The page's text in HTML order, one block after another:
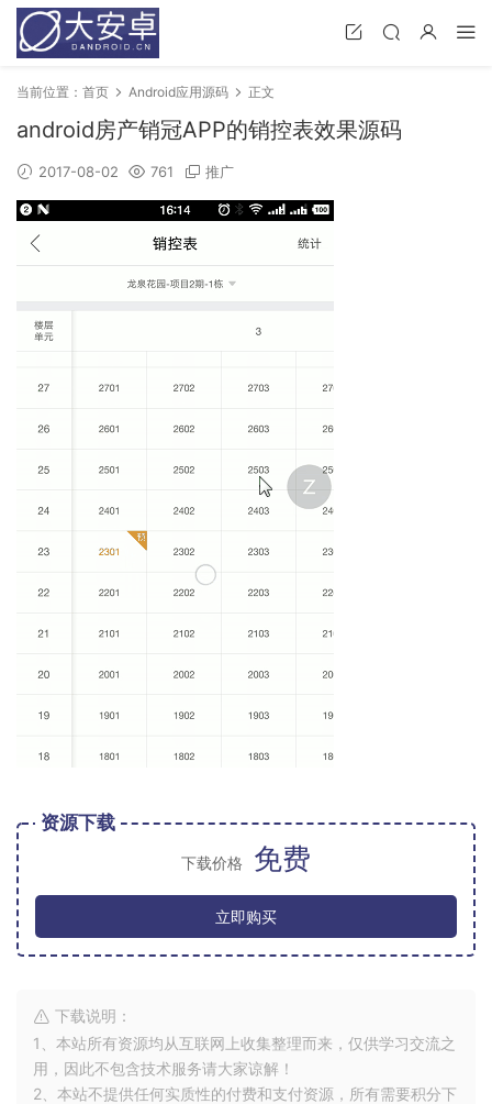
当前位置： 首页 Android应用源码 正文
android房产销冠APP的销控表效果源码
2017-08-02 761 推广
资源下载
下载价格 免费
立即购买
下载说明：
1、本站所有资源均从互联网上收集整理而来，仅供学习交流之
用，因此不包含技术服务请大家谅解！
2、本站不提供任何实质性的付费和支付资源，所有需要积分下